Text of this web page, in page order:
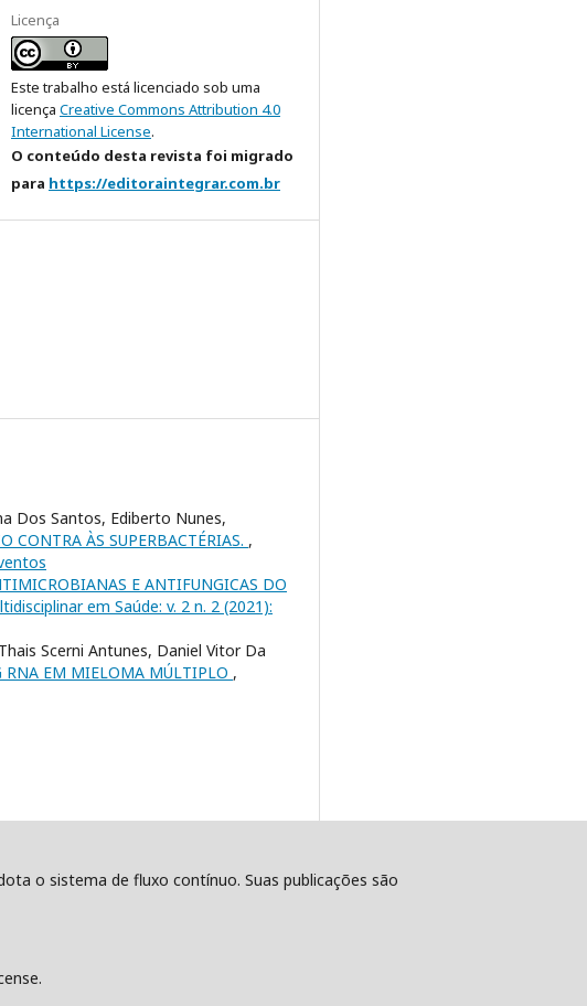
Licença
Este trabalho está licenciado sob uma
licença Creative Commons Attribution 4.0
International License.
O conteúdo desta revista foi migrado
para https://editoraintegrar.com.br
Dos Santos, Ediberto Nunes,
CONTRA ÀS SUPERBACTÉRIAS. ,
E ANTIFUNGICAS DO
em Saúde: v. 2 n. 2 (2021):
Scerni Antunes, Daniel Vitor Da
RNA EM MIELOMA MÚLTIPLO ,
o sistema de fluxo contínuo. Suas publicações são